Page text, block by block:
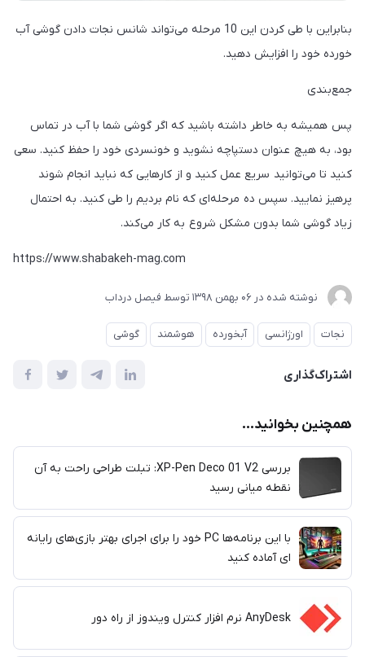
بنابراین با طی کردن این 10 مرحله می‌تواند شانس نجات دادن گوشی آب
خورده خود را افزایش دهید.
جمع‌بندی
پس همیشه به خاطر داشته باشید که اگر گوشی شما با آب در تماس
بود، به هیچ عنوان دستپاچه نشوید و خونسردی خود را حفظ کنید. سعی
کنید تا می‌توانید سریع عمل کنید و از کارهایی که نباید انجام شوند
پرهیز نمایید. سپس ده مرحله‌ای که نام بردیم را طی کنید. به احتمال
زیاد گوشی شما بدون مشکل شروع به کار می‌کند.
https://www.shabakeh-mag.com
نوشته شده در 06 بهمن 1398 توسط فیصل درداب
نجات اورژانسی آبخورده هوشمند گوشی
اشتراک‌گذاری
همچنین بخوانید...
بررسی XP-Pen Deco 01 V2: تبلت طراحی راحت به آن
نقطه میانی رسید
با این برنامه‌ها PC خود را برای اجرای بهتر بازی‌های رایانه
ای آماده کنید
AnyDesk نرم افزار کنترل ویندوز از راه دور